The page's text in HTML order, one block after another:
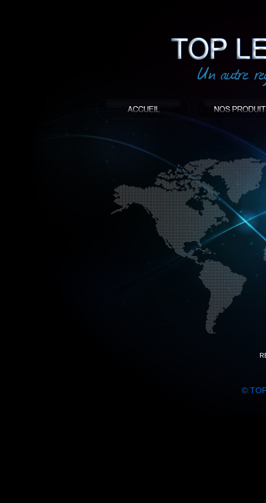
©
: Top led world
Produit décoratif led
Objet publicitaire led
éclairage blanc led
Enseigne publicitaire
Fabriquant et distributeur français
gamme à base de LED.
led, Topledworld, top led world, top
économie énergie, edf, lumière,